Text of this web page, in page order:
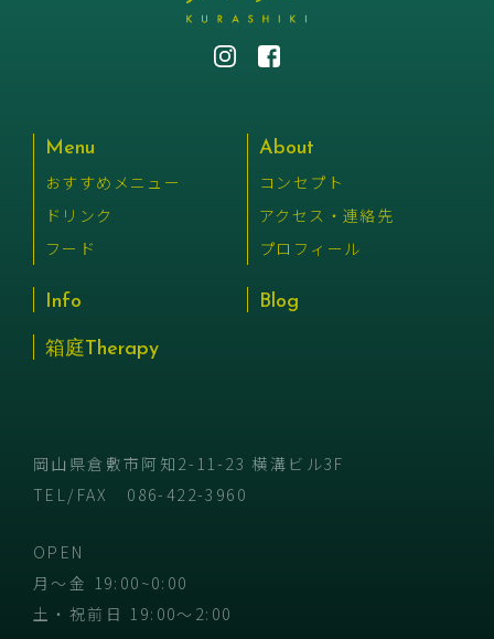
Menu
おすすめメニュー
ドリンク
フード
About
コンセプト
アクセス・連絡先
プロフィール
Info Blog
箱庭Therapy
岡山県倉敷市阿知2-11-23 横溝ビル3F
TEL/FAX 086-422-3960
OPEN
月〜金 19:00~0:00
土・祝前日 19:00〜2:00